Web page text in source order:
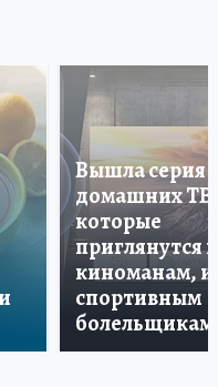
Вышла серия
домашних ТВ,
которые
приглянутся и
киноманам, и
спортивным
болельщикам